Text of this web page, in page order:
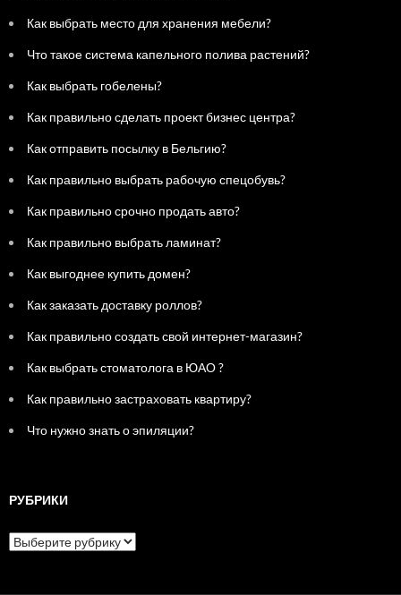
Как выбрать место для хранения мебели?
Что такое система капельного полива растений?
Как выбрать гобелены?
Как правильно сделать проект бизнес центра?
Как отправить посылку в Бельгию?
Как правильно выбрать рабочую спецобувь?
Как правильно срочно продать авто?
Как правильно выбрать ламинат?
Как выгоднее купить домен?
Как заказать доставку роллов?
Как правильно создать свой интернет-магазин?
Как выбрать стоматолога в ЮАО ?
Как правильно застраховать квартиру?
Что нужно знать о эпиляции?
РУБРИКИ
Р
у